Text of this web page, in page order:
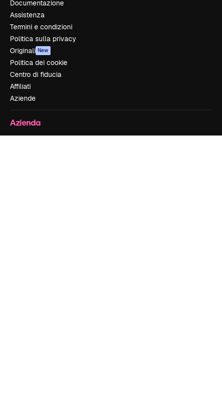
Documentazione
Assistenza
Termini e condizioni
Politica sulla privacy
Originali New
Politica dei cookie
Centro di fiducia
Affiliati
Aziende
Azienda
Prezzi